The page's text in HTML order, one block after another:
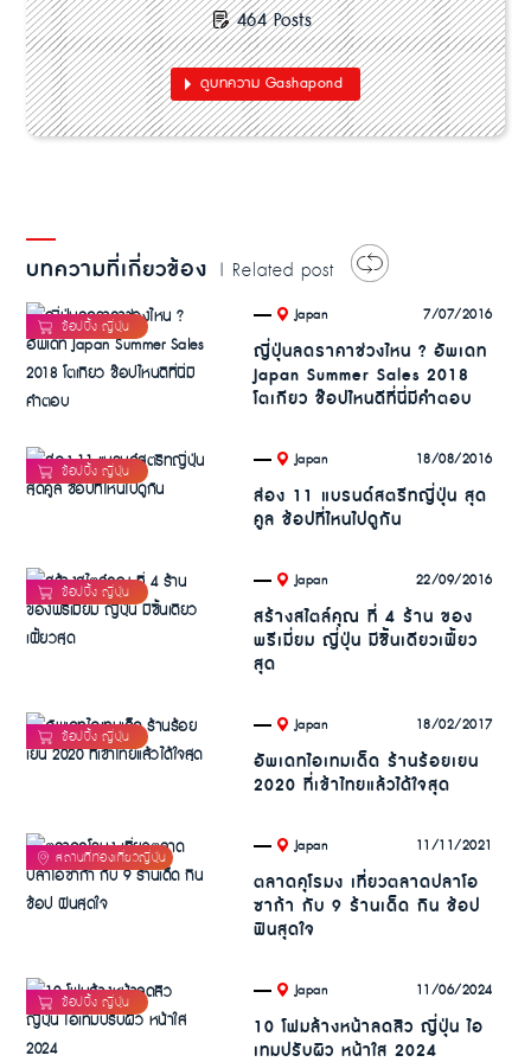
464 Posts
ดูบทความ Gashapond
บทความที่เกี่ยวข้อง | Related post
. Japan 7/07/2016
ญี่ปุ่นลดราคาช่วงไหน ? อัพเดท
Japan Summer Sales 2018
โตเกียว ช๊อปไหนดีที่นี่มีคำตอบ
. Japan 18/08/2016
ส่อง 11 แบรนด์สตรีทญี่ปุ่น สุด
คูล ช้อปที่ไหนไปดูกัน
. Japan 22/09/2016
สร้างสไตล์คุณ ที่ 4 ร้าน ของ
พรีเมี่ยม ญี่ปุ่น มีชิ้นเดียวเฟี้ยว
สุด
. Japan 18/02/2017
อัพเดทไอเทมเด็ด ร้านร้อยเยน
2020 ที่เข้าไทยแล้วได้ใจสุด
. Japan 11/11/2021
ตลาดคุโรมง เที่ยวตลาดปลาโอ
ซาก้า กับ 9 ร้านเด็ด กิน ช้อป
ฟินสุดใจ
. Japan 11/06/2024
10 โฟมล้างหน้าลดสิว ญี่ปุ่น ไอ
เทมปรับผิว หน้าใส 2024